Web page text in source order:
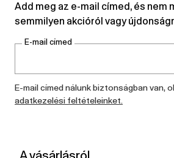
Add meg az e-mail címed, és nem
semmilyen akcióról vagy
E-mail címed
E-mail címed nálunk biztonságban van,
adatkezelési feltételeinket.